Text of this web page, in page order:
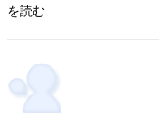
を読む